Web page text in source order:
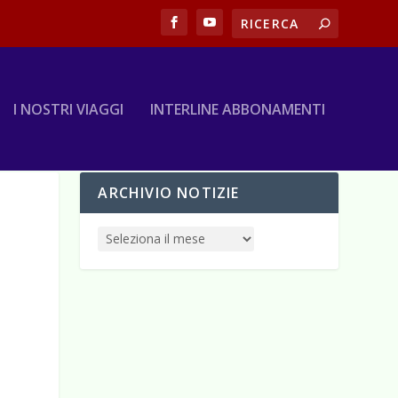
I NOSTRI VIAGGI INTERLINE ABBONAMENTI
ARCHIVIO NOTIZIE